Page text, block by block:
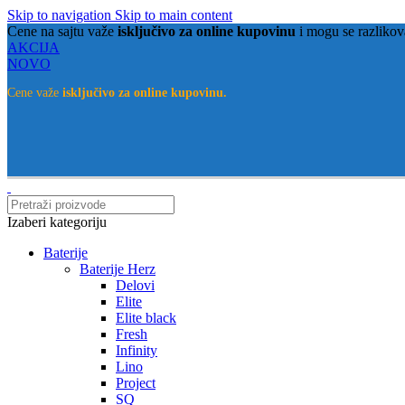
Skip to navigation Skip to main content
Cene na sajtu važe isključivo za online kupovinu i mogu se
AKCIJA
NOVO
Cene važe isključivo za online kupovinu.
Izaberi kategoriju
Baterije
Baterije Herz
Delovi
Elite
Elite black
Fresh
Infinity
Lino
Project
SQ